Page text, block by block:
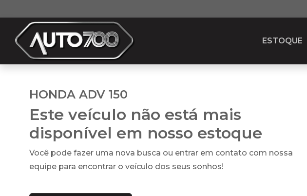
ESTOQUE
HONDA ADV 150
Este veículo não está mais
disponível em nosso estoque
Você pode fazer uma nova busca ou entrar em contato com nossa
equipe para encontrar o veículo dos seus sonhos!